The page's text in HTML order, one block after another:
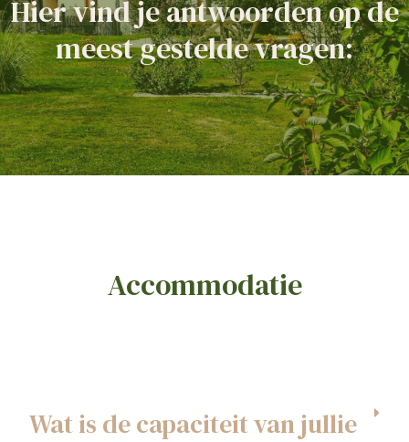
Hier vind je antwoorden op de
meest gestelde vragen:
Accommodatie
Wat is de capaciteit van jullie